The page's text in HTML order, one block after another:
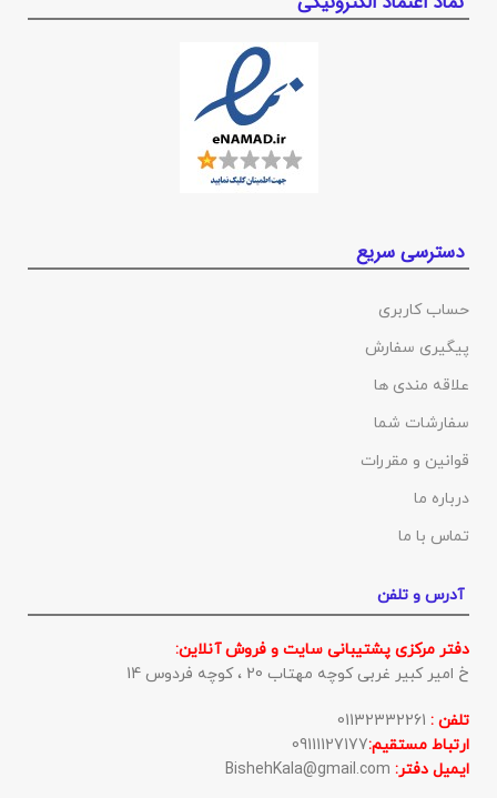
دسترسی سریع
حساب کاربری
پیگیری سفارش
علاقه مندی ها
سفارشات شما
قوانین و مقررات
درباره ما
تماس با ما
آدرس و تلفن
دفتر مرکزی پشتیبانی سایت و فروش آنلاین:
خ امیر کبیر غربی کوچه مهتاب 20 ، کوچه فردوس 14
تلفن :
ارتباط مستقیم:09111127177
ایمیل دفتر: